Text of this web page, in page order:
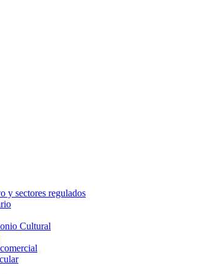
y sectores regulados
Cultural